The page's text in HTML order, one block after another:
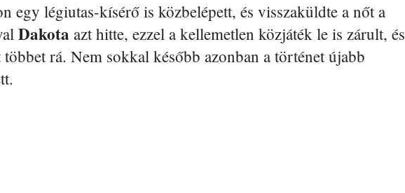
egy légiutas-kísérő is közbelépett, és visszaküldte a nőt a
Dakota azt hitte, ezzel a kellemetlen közjáték le is zárult, és
rá. Nem sokkal később azonban a történet újabb